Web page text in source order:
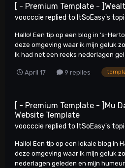
[ - Premium Template -
voocccie replied to ItSoEasy's
Hallo! Een tip op een blog in ’s-
deze omgeving waar ik mijn geluk
Ik had net een reeks nederlagen
April 17 9 replies
[ - Premium Template - ]Mu
Website Template
voocccie replied to ItSoEasy's
Hallo! Een tip op een lokale blog in
deze omgeving waar ik mijn geluk
nederlagen geleden en mijn